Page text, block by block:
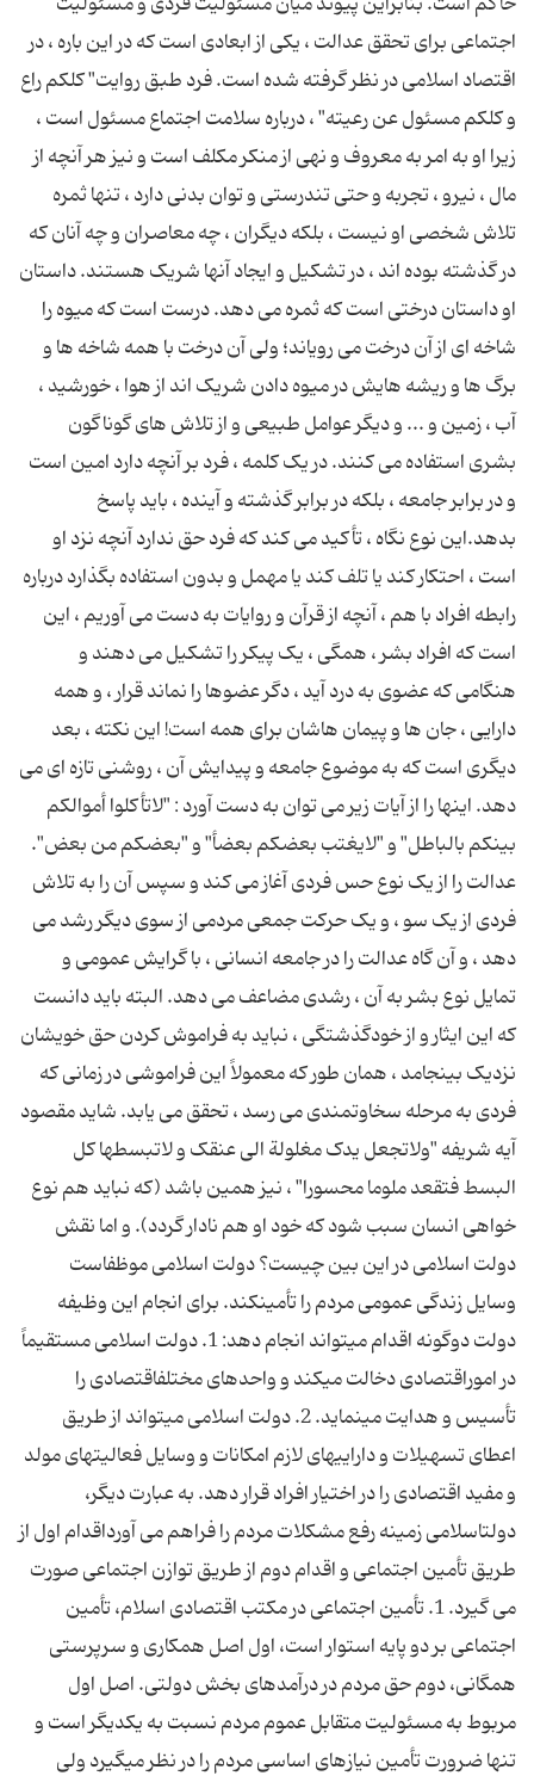
اجتماعی برای تحقق عدالت ، یکی از ابعادی است که در این باره ، در
اقتصاد اسلامی در نظر گرفته شده است. فرد طبق روایت" کلکم راع
و کلکم مسئول عن رعیته" ، درباره سلامت اجتماع مسئول است ،
زیرا او به امر به معروف و نهی از منکر مکلف است و نیز هر آنچه از
مال ، نیرو ، تجربه و حتی تندرستی و توان بدنی دارد ، تنها ثمره
تلاش شخصی او نیست ، بلکه دیگران ، چه معاصران و چه آنان که
در گذشته بوده اند ، در تشکیل و ایجاد آنها شریک هستند. داستان
او داستان درختی است که ثمره می دهد. درست است که میوه را
شاخه ای از آن درخت می رویاند؛ ولی آن درخت با همه شاخه ها و
برگ ها و ریشه هایش در میوه دادن شریک اند از هوا ، خورشید ،
آب ، زمین و ... و دیگر عوامل طبیعی و از تلاش های گوناگون
بشری استفاده می کنند. در یک کلمه ، فرد بر آنچه دارد امین است
و در برابر جامعه ، بلکه در برابر گذشته و آینده ، باید پاسخ
بدهد.این نوع نگاه ، تأکید می کند که فرد حق ندارد آنچه نزد او
است ، احتکار کند یا تلف کند یا مهمل و بدون استفاده بگذارد درباره
رابطه افراد با هم ، آنچه از قرآن و روایات به دست می آوریم ، این
است که افراد بشر ، همگی ، یک پیکر را تشکیل می دهند و
هنگامی که عضوی به درد آید ، دگر عضوها را نماند قرار ، و همه
دارایی ، جان ها و پیمان هاشان برای همه است! این نکته ، بعد
دیگری است که به موضوع جامعه و پیدایش آن ، روشنی تازه ای می
دهد. اینها را از آیات زیر می توان به دست آورد : "لاتأکلوا أموالکم
بینکم بالباطل" و "لایغتب بعضکم بعضأ" و "بعضکم من بعض".
عدالت را از یک نوع حس فردی آغاز می کند و سپس آن را به تلاش
فردی از یک سو ، و یک حرکت جمعی مردمی از سوی دیگر رشد می
دهد ، و آن گاه عدالت را در جامعه انسانی ، با گرایش عمومی و
تمایل نوع بشر به آن ، رشدی مضاعف می دهد. البته باید دانست
که این ایثار و از خودگذشتگی ، نباید به فراموش کردن حق خویشان
نزدیک بینجامد ، همان طور که معمولاً این فراموشی در زمانی که
فردی به مرحله سخاوتمندی می رسد ، تحقق می یابد. شاید مقصود
آیه شریفه "ولاتجعل یدک مغلولة الی عنقک و لاتبسطها کل
البسط فتقعد ملوما محسورا" ، نیز همین باشد (که نباید هم نوع
خواهی انسان سبب شود که خود او هم نادار گردد). و اما نقش
دولت اسلامی در این بین چیست؟ دولت اسلامی موظفاست
وسایل زندگی عمومی مردم را تأمینكند. برای انجام این وظیفه
دولت دوگونه اقدام میتواند انجام دهد: 1. دولت اسلامی مستقیماً
در اموراقتصادی دخالت میكند و واحدهای مختلفاقتصادی را
تأسیس و هدایت مینماید. 2. دولت اسلامی میتواند از طریق
اعطای تسهیلات و داراییهای لازم امكانات و وسایل فعالیتهای مولد
و مفید اقتصادی را در اختیار افراد قرار دهد. به عبارت دیگر،
دولتاسلامی زمینه رفع مشكلات مردم را فراهم می آورداقدام اول از
طریق تأمین اجتماعی و اقدام دوم از طریق توازن اجتماعی صورت
می گیرد. 1. تأمین اجتماعی در مكتب اقتصادی اسلام، تأمین
اجتماعی بر دو پایه استوار است، اول اصل همكاری و سرپرستی
همگانی، دوم حق مردم در درآمدهای بخش دولتی. اصل اول
مربوط به مسئولیت متقابل عموم مردم نسبت به یكدیگر است و
تنها ضرورت تأمین نیازهای اساسی مردم را در نظر میگیرد ولی